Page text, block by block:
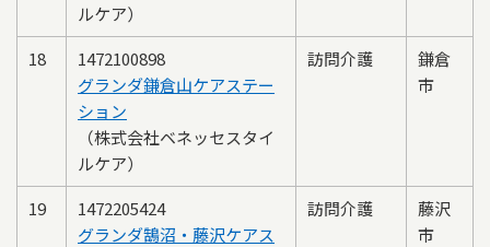
ルケア）
18
1472100898
グランダ鎌倉山ケアステー
ション
（株式会社ベネッセスタイ
ルケア）
訪問介護
鎌倉
市
19
1472205424
グランダ鵠沼・藤沢ケアス
訪問介護
藤沢
市